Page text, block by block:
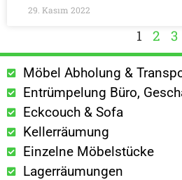
29. Kasım 2022
1 2 3
Möbel Abholung &
Entrümpelung Büro,
Eckcouch & Sofa
Kellerräumung
Einzelne Möbelstücke
Lagerräumungen